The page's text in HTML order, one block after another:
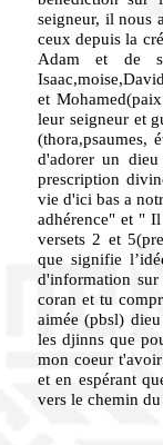
seigneur, il nous
ceux depuis la
Adam et de
et
leur seigneur et
(thora,psaumes,
d'adorer un
prescription
vie d'ici bas a
adhérence" et "
versets 2 et
que signifie
d'information
coran et tu
aimée (pbsl)
les djinns que
mon coeur
et en espérant
vers le chemin